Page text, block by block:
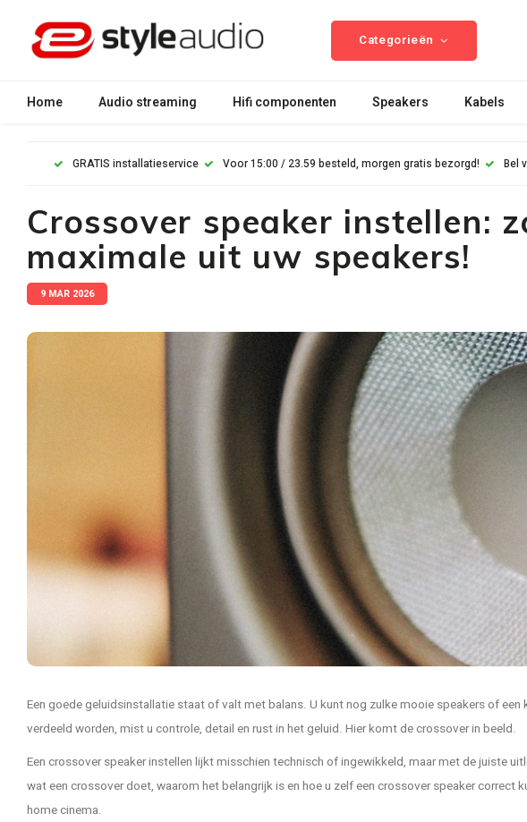
Categorieën
Home Audio streaming Hifi componenten Speakers Kabels
GRATIS installatieservice Voor 15:00 / 23.59 besteld, morgen gratis bezorgd! Bel
Crossover speaker instellen:
maximale uit uw speakers!
9 MAR 2026
Een goede geluidsinstallatie staat of valt met balans. U kunt nog zulke mooie speakers of
verdeeld worden, mist u controle, detail en rust in het geluid. Hier komt de crossover in beeld.
Een crossover speaker instellen lijkt misschien technisch of ingewikkeld, maar met de juiste
wat een crossover doet, waarom het belangrijk is en hoe u zelf een crossover speaker
home cinema.